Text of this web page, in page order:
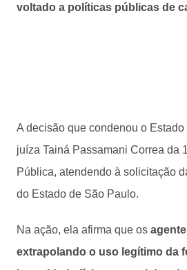
voltado a políticas públicas de
A decisão que condenou o
juíza Tainá Passamani Correa da
Pública, atendendo à solicitação
do Estado de São Paulo.
Na ação, ela afirma que os
extrapolando o uso legítimo da